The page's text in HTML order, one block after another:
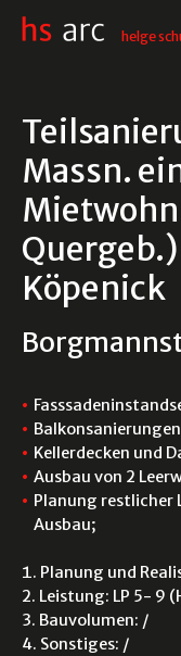
helge
Massn.
Köpenick
Kellerdecken und
Ausbau von 2
Planung restlicher
Ausbau;
Planung und
Leistung: LP 5- 9
Bauvolumen: /
Sonstiges: /